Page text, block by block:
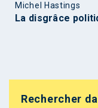
Michel Hastings
La disgrâce
Rechercher